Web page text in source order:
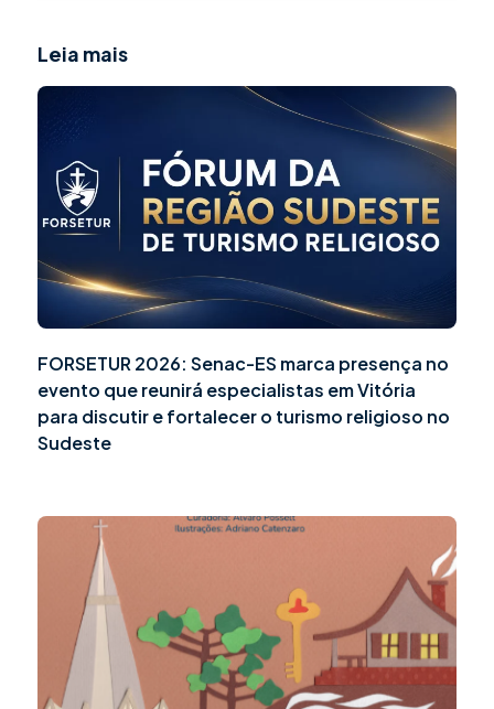
Leia mais
FORSETUR 2026: Senac-ES marca presença no
evento que reunirá especialistas em Vitória
para discutir e fortalecer o turismo religioso no
Sudeste